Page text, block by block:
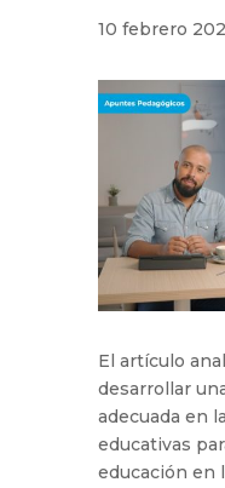
10 febrero
El artículo
desarrollar
adecuada en
educativas
educación en